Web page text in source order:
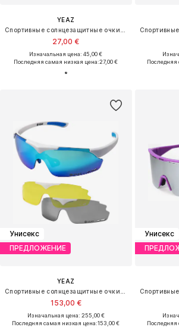
YEAZ
27,00 €
Изначальная цена: 45,00 €
Последняя самая низкая цена:27,00 €
Последняя
Унисекс
ПРЕДЛОЖЕНИЕ
YEAZ
153,00 €
Изначальная цена: 255,00 €
Последняя самая низкая цена:153,00 €
Унисекс
Последняя